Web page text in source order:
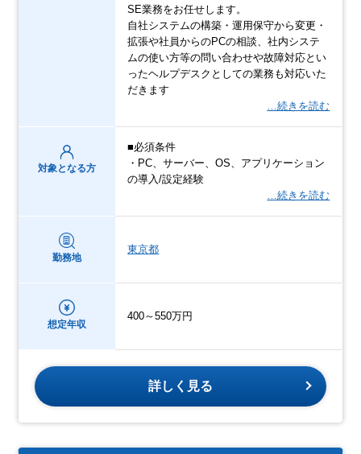
SE業務をお任せします。
自社システムの構築・運用保守から変更・
拡張や社員からのPCの相談、社内システ
ムの使い方等の問い合わせや故障対応とい
ったヘルプデスクとしての業務も対応いた
だきます
…続きを読む
対象となる方
■必須条件
・PC、サーバー、OS、アプリケーション
の導入/設定経験
…続きを読む
勤務地
東京都
想定年収
400～550万円
詳しく見る